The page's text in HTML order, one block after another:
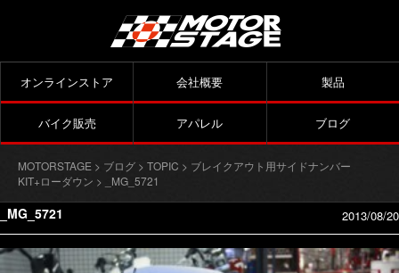
オンラインストア 会社概要 製品
バイク販売 アパレル ブログ
MOTORSTAGE > ブログ > TOPIC > ブレイクアウト用サイドナンバー
KIT+ローダウン > _MG_5721
_MG_5721 2013/08/20